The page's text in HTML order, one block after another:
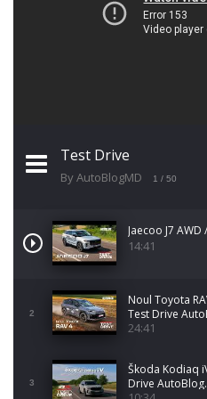
Test Drive
By AutoBlogMD 1 / 50
Jaecoo J7
14:41
2
Noul Toyota
Test Drive
24:41
3
Škoda Kodiaq
Drive